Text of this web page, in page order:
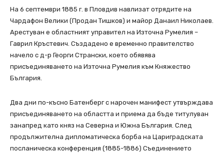
На 6 септември 1885 г. в Пловдив навлизат отрядите на
Чардафон Велики (Продан Тишков) и майор Данаил Николаев.
Арестуван е областният управител на Източна Румелия –
Гаврил Кръстевич. Създадено е временно правителство
начело с д-р Георги Странски, което обявява
присъединяването на Източна Румелия към Княжество
България.
Два дни по-късно Батенберг с нарочен манифест утвърждава
присъединяването на областта и приема да бъде титулуван
занапред като княз на Северна и Южна България. След
продължителна дипломатическа борба на Цариградската
посланическа конференция (1885-1886) Съединението